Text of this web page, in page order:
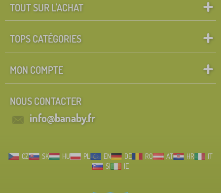
TOUT SUR L'ACHAT
TOPS CATÉGORIES
MON COMPTE
NOUS CONTACTER
info@banaby.fr
CZ SK HU PL EN DE RO AT HR
IT
SI
IE